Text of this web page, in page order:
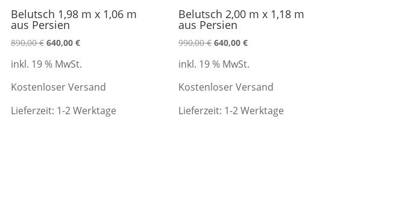
Belutsch 1,98 m x 1,06 m
aus Persien
890,00€Ursprünglicher
war:
890,00 €
640,00€Aktueller
ist:
640,00 €.
inkl. 19 % MwSt.
Kostenloser Versand
Lieferzeit: 1-2 Werktage
Belutsch 2,00 m x 1,18 m
aus Persien
990,00€ Ursprünglicher
war:
990,00 €
640,00€Aktueller
ist:
640,00 €.
inkl. 19 % MwSt.
Kostenloser Versand
Lieferzeit: 1-2 Werktage